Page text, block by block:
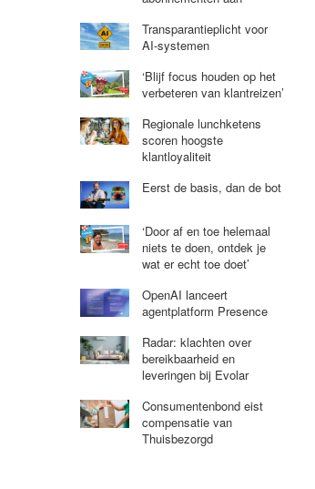
Transparantieplicht voor
AI-systemen
‘Blijf focus houden op het
verbeteren van klantreizen’
Regionale lunchketens
scoren hoogste
klantloyaliteit
Eerst de basis, dan de bot
‘Door af en toe helemaal
niets te doen, ontdek je
wat er echt toe doet’
OpenAI lanceert
agentplatform Presence
Radar: klachten over
bereikbaarheid en
leveringen bij Evolar
Consumentenbond eist
compensatie van
Thuisbezorgd